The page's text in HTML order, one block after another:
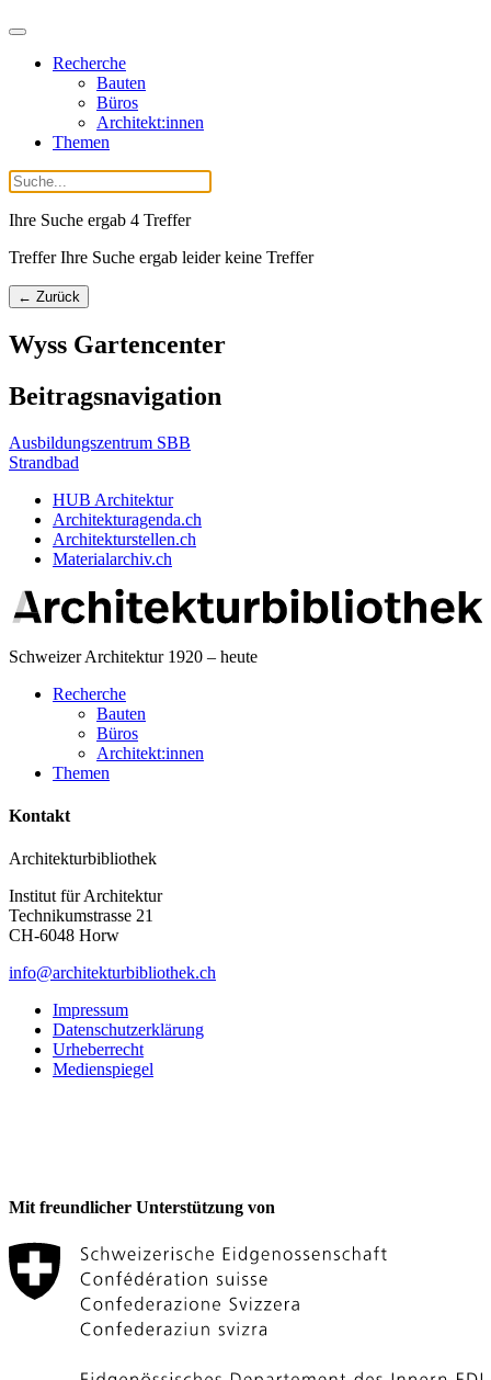
Recherche
Bauten
Büros
Architekt:innen
Themen
Ihre Suche ergab 4 Treffer
Treffer Ihre Suche ergab leider keine Treffer
← Zurück
Wyss Gartencenter
Beitragsnavigation
Ausbildungszentrum SBB
Strandbad
HUB Architektur
Architekturagenda.ch
Architekturstellen.ch
Materialarchiv.ch
Schweizer Architektur 1920 – heute
Recherche
Bauten
Büros
Architekt:innen
Themen
Kontakt
Architekturbibliothek
Institut für Architektur
Technikumstrasse 21
CH-6048 Horw
info@architekturbibliothek.ch
Impressum
Datenschutzerklärung
Urheberrecht
Medienspiegel
Mit freundlicher Unterstützung von